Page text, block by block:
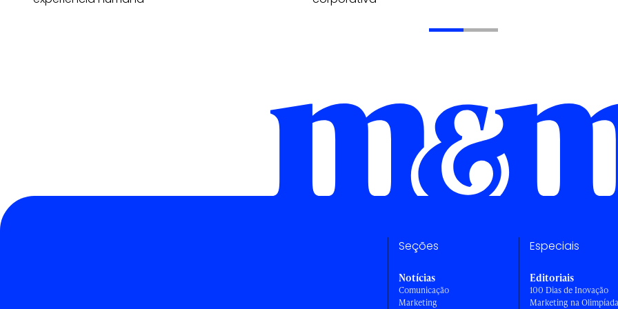
Seções
Notícias
Comunicação
Marketing
Especiais
Editoriais
100 Dias de Inovação
Marketing na Olimpíada